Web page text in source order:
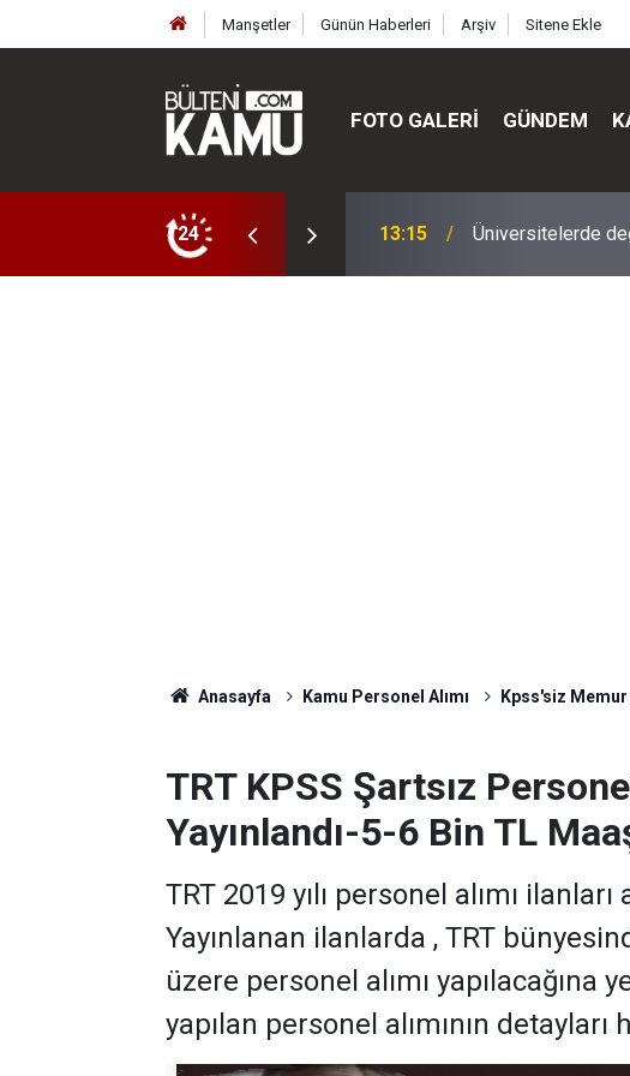
Manşetler Günün Haberleri Arşiv Sitene Ekle
FOTO GALERI GÜNDEM
24
ve enstitüler kuruldu, bazıları kapatıldı 13:00 MEB’de üst
Anasayfa Kamu Personel Alımı Kpss'siz Memur
TRT KPSS Şartsız
Yayınlandı-5-6 Bin TL
TRT 2019 yılı personel alımı
Yayınlanan ilanlarda , TRT
üzere personel alımı yapılacağına
yapılan personel alımının